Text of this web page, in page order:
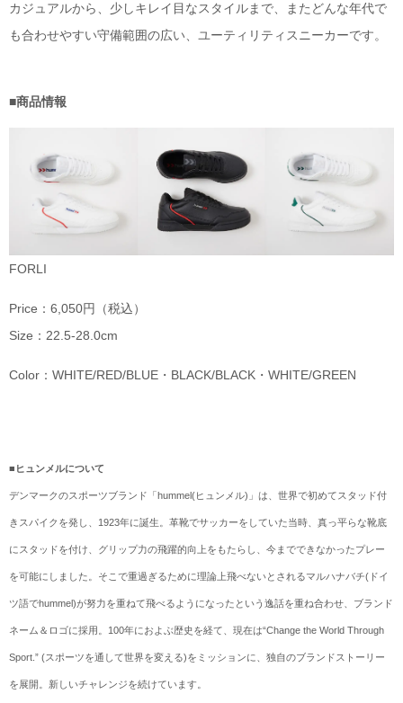
カジュアルから、少しキレイ目なスタイルまで、またどんな年代で
も合わせやすい守備範囲の広い、ユーティリティスニーカーです。
■商品情報
FORLI
Price：6,050円（税込）
Size：22.5-28.0cm
Color：WHITE/RED/BLUE・BLACK/BLACK・WHITE/GREEN
■ヒュンメルについて
デンマークのスポーツブランド「hummel(ヒュンメル)」は、世界で初めてスタッド付
きスパイクを発し、1923年に誕生。革靴でサッカーをしていた当時、真っ平らな靴底
にスタッドを付け、グリップ力の飛躍的向上をもたらし、今までできなかったプレー
を可能にしました。そこで重過ぎるために理論上飛べないとされるマルハナバチ(ドイ
ツ語でhummel)が努力を重ねて飛べるようになったという逸話を重ね合わせ、ブランド
ネーム＆ロゴに採用。100年におよぶ歴史を経て、現在は“Change the World Through
Sport.” (スポーツを通して世界を変える)をミッションに、独自のブランドストーリー
を展開。新しいチャレンジを続けています。